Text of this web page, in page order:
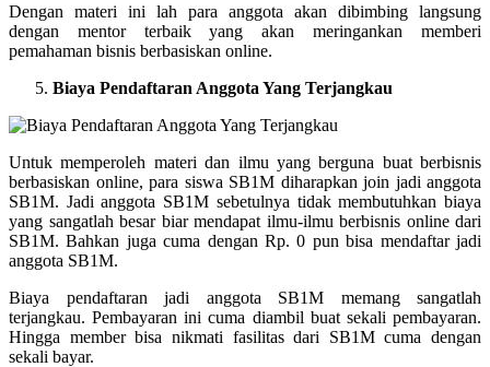
Dengan materi ini lah para anggota akan dibimbing langsung
dengan mentor terbaik yang akan meringankan memberi
pemahaman bisnis berbasiskan online.
Biaya Pendaftaran Anggota Yang Terjangkau
Untuk memperoleh materi dan ilmu yang berguna buat berbisnis
berbasiskan online, para siswa SB1M diharapkan join jadi anggota
SB1M. Jadi anggota SB1M sebetulnya tidak membutuhkan biaya
yang sangatlah besar biar mendapat ilmu-ilmu berbisnis online dari
SB1M. Bahkan juga cuma dengan Rp. 0 pun bisa mendaftar jadi
anggota SB1M.
Biaya pendaftaran jadi anggota SB1M memang sangatlah
terjangkau. Pembayaran ini cuma diambil buat sekali pembayaran.
Hingga member bisa nikmati fasilitas dari SB1M cuma dengan
sekali bayar.